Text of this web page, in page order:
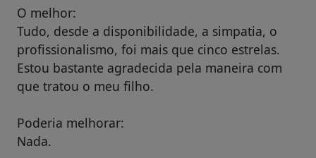
O melhor:
Tudo, desde a disponibilidade, a simpatia, o
profissionalismo, foi mais que cinco estrelas.
Estou bastante agradecida pela maneira com
que tratou o meu filho.
Poderia melhorar:
Nada.